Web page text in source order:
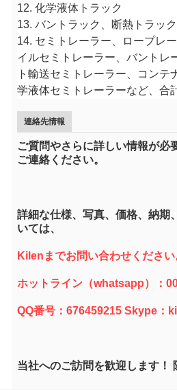
12. 化学液体トラック
13. バントラック、断熱トラッ
14. セミトレーラー、ロープレ
イルセミトレーラー、バントレ
ト輸送セミトレーラー、コンテ
学液体セミトレーラーなど、合
連絡先情報
ご質問やさらに詳しい情報が必
ご連絡ください。
詳細な仕様、写真、価格、納期
いては、
Kilenまでお問い合わせください
ホットライン（whatsapp）：
QQ番号：676459215 Skype：
当社へのご訪問を歓迎します！